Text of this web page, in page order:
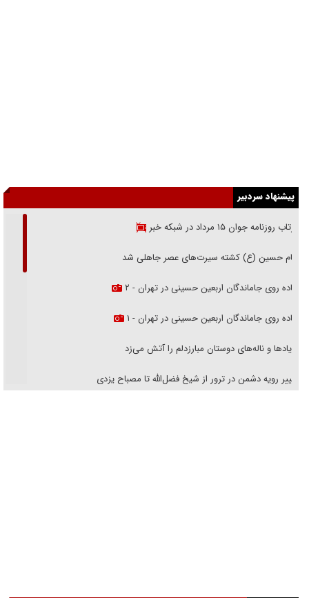
پیشنهاد سردبیر
بازتاب روزنامه جوان ۱۵ مرداد در شبکه خبر
امام حسین (ع) کشته سیرت‌های عصر جاهلی شد
پیاده روی جاماندگان اربعین حسینی در تهران - ۲
پیاده روی جاماندگان اربعین حسینی در تهران - ۱
فریاد‌ها و ناله‌های دوستان مبارزدلم را آتش می‌زد
تغییر رویه دشمن در ترور از شیخ فضل‌الله تا مصباح یزدی